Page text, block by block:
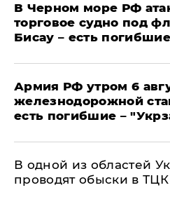
В Черном море РФ
торговое судно под
Бисау – есть погибшие
Армия РФ утром 6
железнодорожной
есть погибшие –
В одной из областей
проводят обыски в